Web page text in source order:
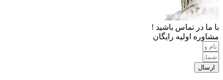
با ما در تماس باشید !
مشاوره اولیه رایگان
ارسال